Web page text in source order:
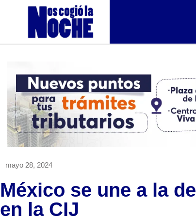
mayo 28, 2024
México se une a la
en la CIJ